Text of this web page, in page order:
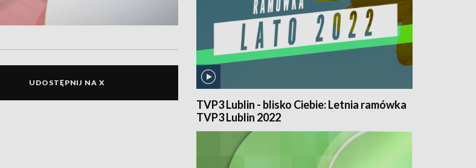
UDOSTĘPNIJ NA X
TVP3 Lublin - blisko Ciebie: Letnia ramówka
TVP3 Lublin 2022